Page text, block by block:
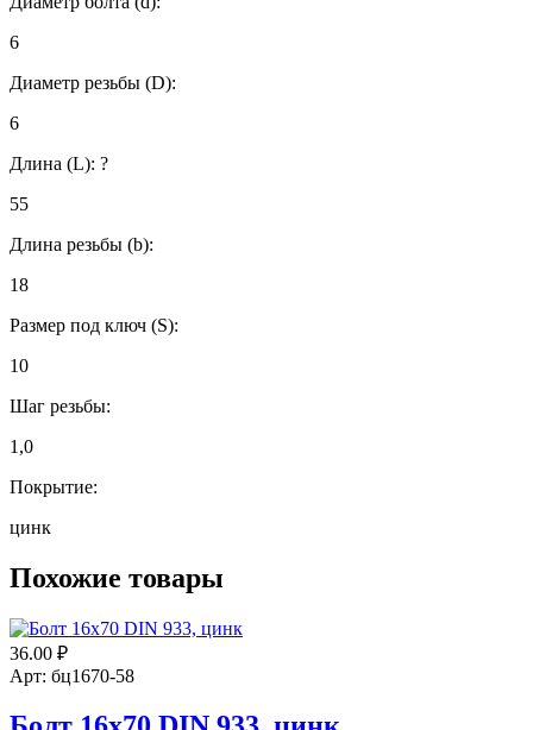
6
Диаметр резьбы (D):
6
Длина (L): ?
55
Длина резьбы (b):
18
Размер под ключ (S):
10
Шаг резьбы:
1,0
Покрытие:
цинк
Похожие товары
36.00 ₽
Арт: бц1670-58